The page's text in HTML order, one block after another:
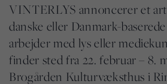
VINTERLYS annoncerer et
danske eller Danmark-
arbejder med lys eller
finder sted fra 22. februar – 8.
Brogården Kulturvæksthus i